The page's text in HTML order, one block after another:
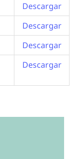
Descargar
Descargar
Descargar
Descargar